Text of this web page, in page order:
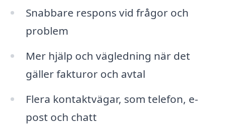
Snabbare respons vid frågor och
problem
Mer hjälp och vägledning när det
gäller fakturor och avtal
Flera kontaktvägar, som telefon, e-
post och chatt